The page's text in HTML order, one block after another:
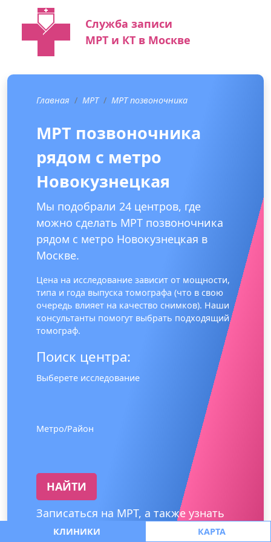
Служба записи
МРТ и КТ в Москве
Главная МРТ МРТ позвоночника
МРТ позвоночника
рядом с метро
Новокузнецкая
Мы подобрали 24 центров, где
можно сделать МРТ позвоночника
рядом с метро Новокузнецкая в
Москве.
Цена на исследование зависит от мощности,
типа и года выпуска томографа (что в свою
очередь влияет на качество снимков). Наши
консультанты помогут выбрать подходящий
томограф.
Поиск центра:
Выберете исследование
Метро/Район
НАЙТИ
Записаться на МРТ, а также узнать
информация о ценах, скидках и
КЛИНИКИ КАРТА